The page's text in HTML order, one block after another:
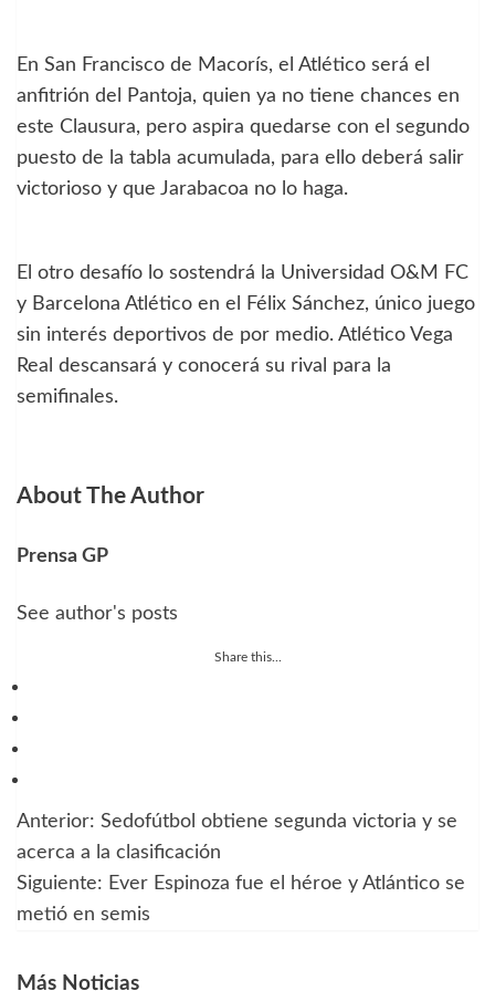
En San Francisco de Macorís, el Atlético será el
anfitrión del Pantoja, quien ya no tiene chances en
este Clausura, pero aspira quedarse con el segundo
puesto de la tabla acumulada, para ello deberá salir
victorioso y que Jarabacoa no lo haga.
El otro desafío lo sostendrá la Universidad O&M FC
y Barcelona Atlético en el Félix Sánchez, único juego
sin interés deportivos de por medio. Atlético Vega
Real descansará y conocerá su rival para la
semifinales.
About The Author
Prensa GP
See author's posts
Share this...
Navegación
de
entradas
Anterior: Sedofútbol obtiene segunda victoria y se
acerca a la clasificación
Siguiente: Ever Espinoza fue el héroe y Atlántico se
metió en semis
Más Noticias